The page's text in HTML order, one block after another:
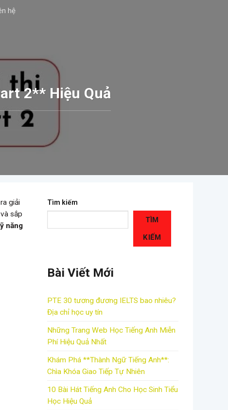
hệ
2** Hiệu Quả
giải
sắp
năng
Tìm kiếm
TÌM
KIẾM
Bài Viết Mới
PTE 30 tương đương IELTS bao nhiêu?
Địa chỉ học uy tín
Những Trang Web Học Tiếng Anh Miễn
Phí Hiệu Quả Nhất
Khám Phá **Thành Ngữ Tiếng Anh**:
Chìa Khóa Giao Tiếp Tự Nhiên
10 Bài Hát Tiếng Anh Cho Học Sinh Tiểu
Học Hiệu Quả